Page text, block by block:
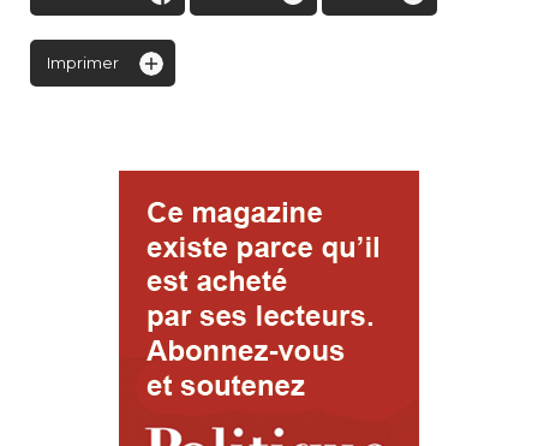
Imprimer